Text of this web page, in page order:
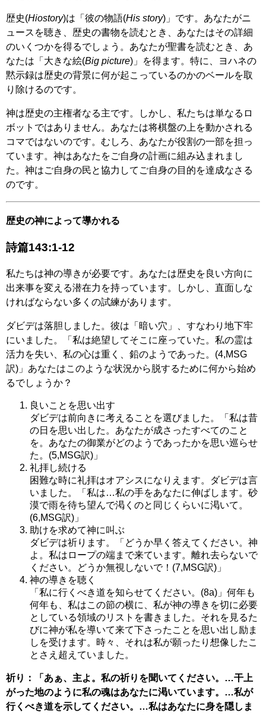
歴史(Hiostory)は「彼の物語(His story)」です。あなたがニ
ュースを聴き、歴史の書物を読むとき、あなたはその詳細
のいくつかを得るでしょう。あなたが聖書を読むとき、あ
なたは「大きな絵(Big picture)」を得ます。特に、ヨハネの
黙示録は歴史の背景に何が起こっているのかのベールを取
り除けるのです。
神は歴史の主権者なる主です。しかし、私たちは単なるロ
ボットではありません。あなたは将棋盤の上を動かされる
コマではないのです。むしろ、あなたが役割の一部を担っ
ています。神はあなたをご自身の計画に組み込まれまし
た。神はご自身の民と協力してご自身の目的を達成なさる
のです。
歴史の神によって導かれる
詩篇143:1-12
私たちは神の導きが必要です。あなたは歴史を良い方向に
出来事を変える潜在力を持っています。しかし、直面しな
ければならない多くの試練があります。
ダビデは落胆しました。彼は「暗い穴」、すなわり地下牢
にいました。「私は絶望してそこに座っていた。私の霊は
活力を失い、私の心は重く、鉛のようであった。(4,MSG
訳)」あなたはこのような状況から脱するために何から始め
るでしょうか？
良いことを思い出す
ダビデは前向きに考えることを選びました。「私は昔
の日を思い出した。あなたが成さったすべてのこと
を。あなたの御業がどのようであったかを思い巡らせ
た。(5,MSG訳)」
礼拝し続ける
困難な時に礼拝はオアシスになりえます。ダビデは言
いました。「私は…私の手をあなたに伸ばします。砂
漠で雨を待ち望んで渇くのと同じくらいに渇いて。
(6,MSG訳)」
助けを求めて神に叫ぶ
ダビデは祈ります。「どうか早く答えてください。神
よ。私はロープの端まで来ています。離れ去らないで
ください。どうか無視しないで！(7,MSG訳)」
神の導きを聴く
「私に行くべき道を知らせてください。(8a)」何年も
何年も、私はこの節の横に、私が神の導きを切に必要
としている領域のリストを書きました。それを見るた
びに神が私を導いて来て下さったことを思い出し励ま
しを受けます。時々、それは私が願ったり想像したこ
とさえ超えていました。
祈り：「あぁ、主よ。私の祈りを聞いてください。…干上
がった地のように私の魂はあなたに渇いています。…私が
行くべき道を示してください。…私はあなたに身を隠しま